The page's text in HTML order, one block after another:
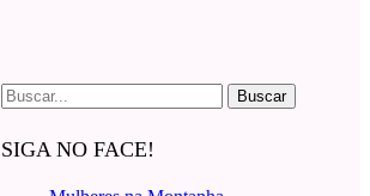
Buscar
por:
SIGA NO FACE!